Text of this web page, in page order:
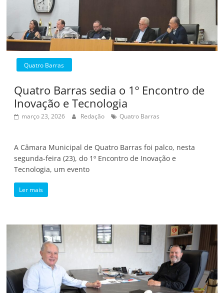
Quatro Barras
Quatro Barras sedia o 1º Encontro de
Inovação e Tecnologia
março 23, 2026 Redação Quatro Barras
A Câmara Municipal de Quatro Barras foi palco, nesta
segunda-feira (23), do 1º Encontro de Inovação e
Tecnologia, um evento
Ler mais